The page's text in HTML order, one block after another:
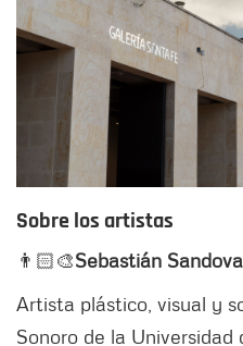
Sobre los artistas
👨🏻‍🎨Sebastián
Artista plástico, visual y
Sonoro de la Universidad